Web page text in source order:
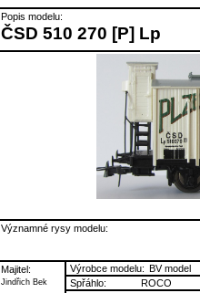
Popis modelu:
ČSD 510 270 [P] Lp
Významné rysy modelu:
Majitel:
Jindřich Bek
Výrobce modelu: BV model
Spřáhlo:
ROCO